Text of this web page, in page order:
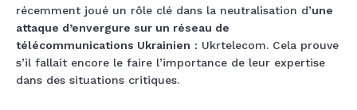
récemment joué un rôle clé dans la neutralisation d’une
attaque d’envergure sur un réseau de
télécommunications Ukrainien : Ukrtelecom. Cela prouve
s’il fallait encore le faire l’importance de leur expertise
dans des situations critiques.